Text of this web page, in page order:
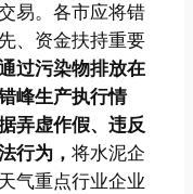
易。各市应将错
、资金扶持重要
过污染物排放在
峰生产执行情
弄虚作假、违反
行为，将水泥企
气重点行业企业